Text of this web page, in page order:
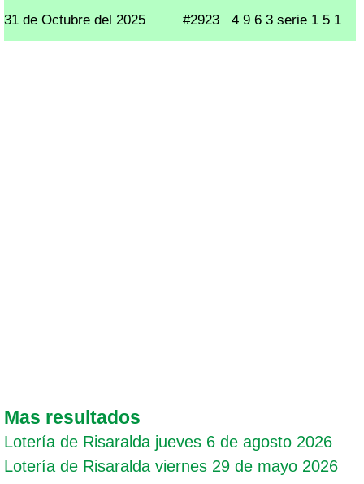
31 de Octubre del 2025 #2923 4 9 6 3 serie 1 5 1
Mas resultados
Lotería de Risaralda jueves 6 de agosto 2026
Lotería de Risaralda viernes 29 de mayo 2026